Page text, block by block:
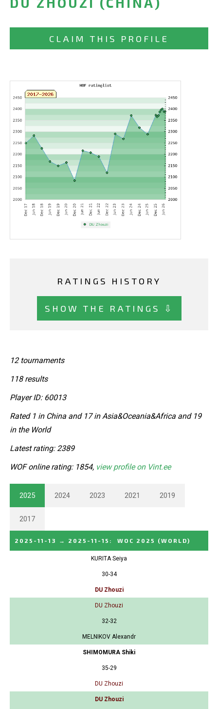
CLAIM THIS PROFILE
RATINGS HISTORY
SHOW THE RATINGS ⇩
12 tournaments
118 results
Player ID: 60013
Rated 1 in China and 17 in Asia&Oceania&Africa and 19
in the World
Latest rating: 2389
WOF online rating: 1854, view profile on Vint.ee
2025 2024 2023 2021 2019
2017
2025-11-13 → 2025-11-15 : WOC 2025 (WORLD)
KURITA Seiya
30-34
DU Zhouzi
DU Zhouzi
32-32
MELNIKOV Alexandr
SHIMOMURA Shiki
35-29
DU Zhouzi
DU Zhouzi